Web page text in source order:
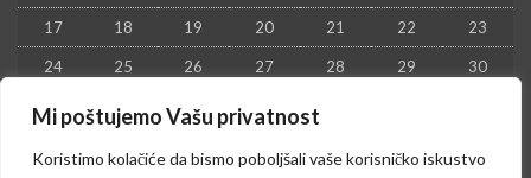
Mi poštujemo Vašu privatnost
Koristimo kolačiće da bismo poboljšali vaše korisničko iskustvo
17 18 19 20 21 22 23
24 25 26 27 28 29 30
31